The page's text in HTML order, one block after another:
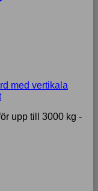
med vertikala
upp till 3000 kg -